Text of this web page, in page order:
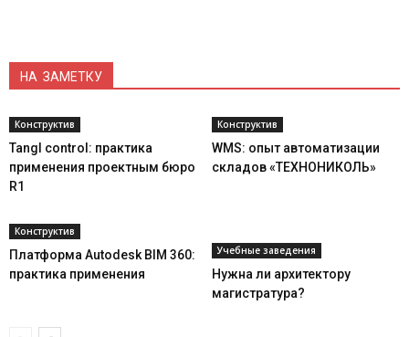
НА ЗАМЕТКУ
Конструктив
Tangl control: практика
применения проектным бюро
R1
Конструктив
WMS: опыт автоматизации
складов «ТЕХНОНИКОЛЬ»
Конструктив
Платформа Autodesk BIM 360:
практика применения
Учебные заведения
Нужна ли архитектору
магистратура?